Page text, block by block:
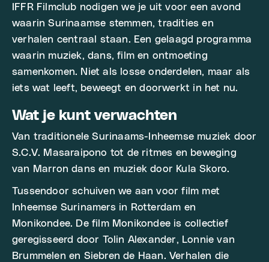
IFFR Filmclub nodigen we je uit voor een avond
waarin Surinaamse stemmen, tradities en
verhalen centraal staan. Een gelaagd programma
waarin muziek, dans, film en ontmoeting
samenkomen. Niet als losse onderdelen, maar als
iets wat leeft, beweegt en doorwerkt in het nu.
Wat je kunt verwachten
Van traditionele Surinaams-Inheemse muziek door
S.C.V. Masaraipono tot de ritmes en beweging
van Marron dans en muziek door Kula Skoro.
Tussendoor schuiven we aan voor film met
Inheemse Surinamers in Rotterdam en
Monikondee. De film Monikondee is collectief
geregisseerd door Tolin Alexander, Lonnie van
Brummelen en Siebren de Haan. Verhalen die